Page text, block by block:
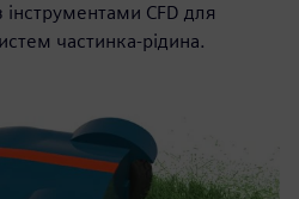
CFD для
частинка-рідина.